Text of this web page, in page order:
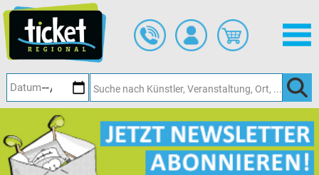
Hauptinhalt
springen